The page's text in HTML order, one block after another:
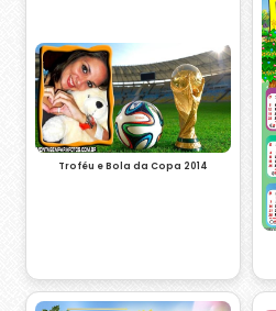
Troféu e Bola da Copa 2014